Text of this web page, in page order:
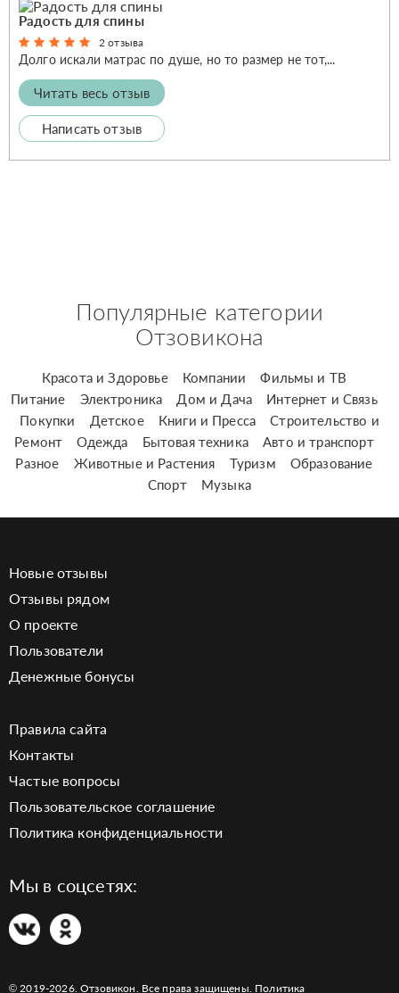
Радость для спины
2 отзыва
Долго искали матрас по душе, но то размер не тот,...
Читать весь отзыв
Написать отзыв
Популярные категории
Отзовикона
Красота и Здоровье Компании
Фильмы и ТВ
Питание
Электроника Дом и Дача
Интернет и Связь
Покупки
Детское Книги и Пресса
Строительство и
Ремонт
Одежда Бытовая техника
Авто и транспорт
Разное
Животные и Растения Туризм
Образование
Спорт
Музыка
Новые отзывы
Отзывы рядом
О проекте
Пользователи
Денежные бонусы
Правила сайта
Контакты
Частые вопросы
Пользовательское соглашение
Политика конфиденциальности
Мы в соцсетях:
© 2019-2026. Отзовикон. Все права защищены. Политика